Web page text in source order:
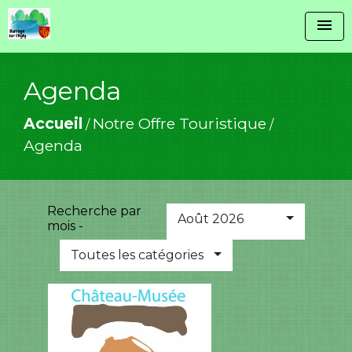
menu
Agenda
Accueil / Notre Offre Touristique /
Agenda
Recherche par
mois -
Août 2026
Toutes les catégories